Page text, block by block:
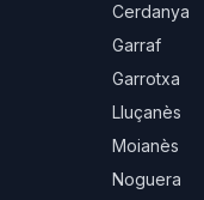
Cerdanya
Garraf
Garrotxa
Lluçanès
Moianès
Noguera